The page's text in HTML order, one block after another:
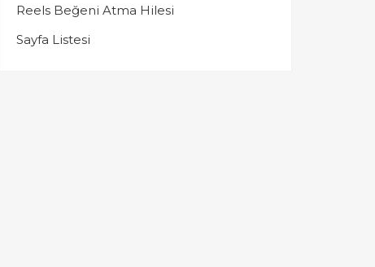
Reels Beğeni Atma Hilesi
Sayfa Listesi